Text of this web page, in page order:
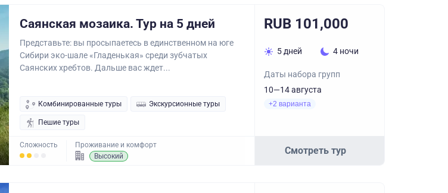
Саянская мозаика. Тур на 5 дней
Представьте: вы просыпаетесь в единственном на юге
Сибири эко-шале «Гладенькая» среди зубчатых
Саянских хребтов. Дальше вас ждет...
Комбинированные туры Экскурсионные туры
Пешие туры
Сложность
Проживание и комфорт
Высокий
RUB 101,000
5 дней 4 ночи
Даты набора групп
10—14 августа
+2 варианта
Смотреть тур